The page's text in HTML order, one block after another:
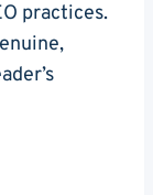
practices.